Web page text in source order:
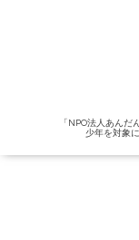
「NPO法人あん
少年を対象